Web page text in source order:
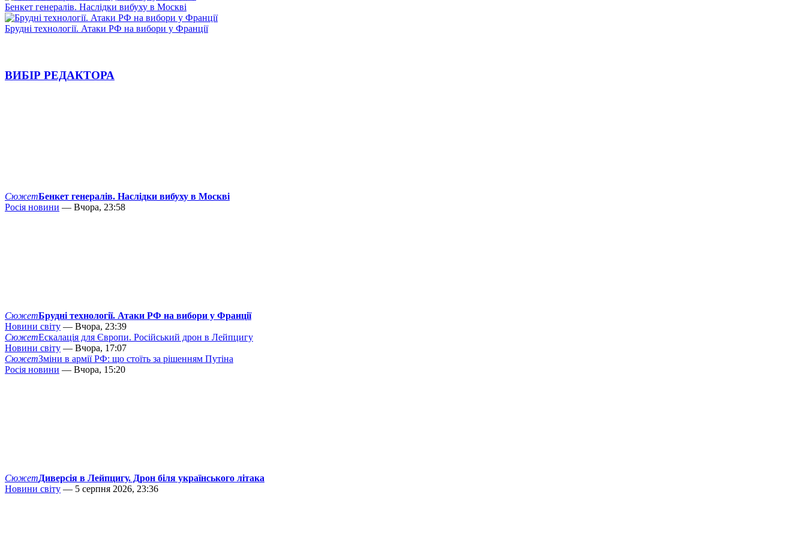
Бенкет генералів. Наслідки вибуху в Москві
Брудні технології. Атаки РФ на вибори у Франції
ВИБІР РЕДАКТОРА
СюжетБенкет генералів. Наслідки вибуху в Москві
Росія новини — Вчора, 23:58
СюжетБрудні технології. Атаки РФ на вибори у Франції
Новини світу — Вчора, 23:39
СюжетЕскалація для Європи. Російський дрон в Лейпцигу
Новини світу — Вчора, 17:07
СюжетЗміни в армії РФ: що стоїть за рішенням Путіна
Росія новини — Вчора, 15:20
СюжетДиверсія в Лейпцигу. Дрон біля українського літака
Новини світу — 5 серпня 2026, 23:36